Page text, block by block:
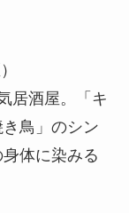
居酒屋。「キ
鳥」のシン
体に染みる